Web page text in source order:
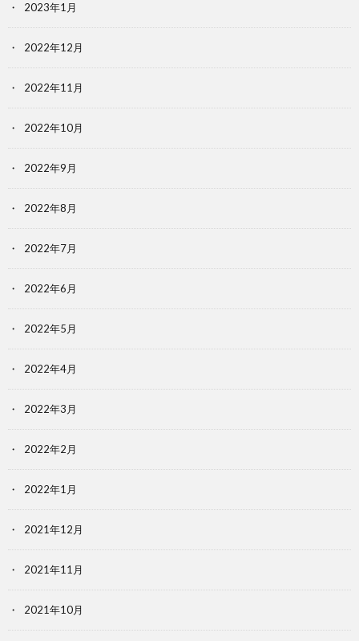
2023年1月
2022年12月
2022年11月
2022年10月
2022年9月
2022年8月
2022年7月
2022年6月
2022年5月
2022年4月
2022年3月
2022年2月
2022年1月
2021年12月
2021年11月
2021年10月